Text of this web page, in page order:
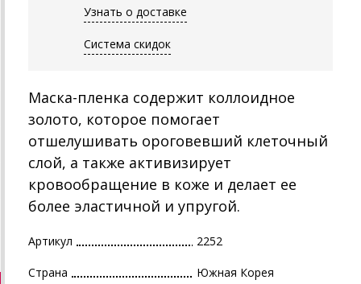
Узнать о доставке
Система скидок
Маска-пленка содержит коллоидное
золото, которое помогает
отшелушивать ороговевший клеточный
слой, а также активизирует
кровообращение в коже и делает ее
более эластичной и упругой.
Артикул 2252
Страна Южная Корея